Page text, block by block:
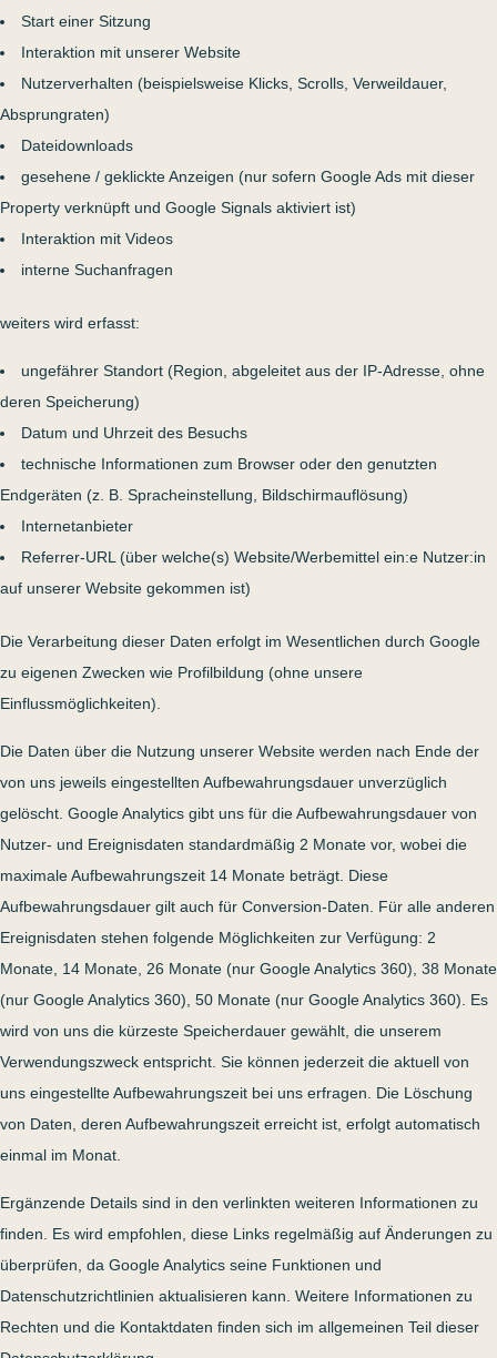
Start einer Sitzung
Interaktion mit unserer Website
Nutzerverhalten (beispielsweise Klicks, Scrolls, Verweildauer,
Absprungraten)
Dateidownloads
gesehene / geklickte Anzeigen (nur sofern Google Ads mit dieser
Property verknüpft und Google Signals aktiviert ist)
Interaktion mit Videos
interne Suchanfragen
weiters wird erfasst:
ungefährer Standort (Region, abgeleitet aus der IP-Adresse, ohne
deren Speicherung)
Datum und Uhrzeit des Besuchs
technische Informationen zum Browser oder den genutzten
Endgeräten (z. B. Spracheinstellung, Bildschirmauflösung)
Internetanbieter
Referrer-URL (über welche(s) Website/Werbemittel ein:e Nutzer:in
auf unserer Website gekommen ist)
Die Verarbeitung dieser Daten erfolgt im Wesentlichen durch Google
zu eigenen Zwecken wie Profilbildung (ohne unsere
Einflussmöglichkeiten).
Die Daten über die Nutzung unserer Website werden nach Ende der
von uns jeweils eingestellten Aufbewahrungsdauer unverzüglich
gelöscht. Google Analytics gibt uns für die Aufbewahrungsdauer von
Nutzer- und Ereignisdaten standardmäßig 2 Monate vor, wobei die
maximale Aufbewahrungszeit 14 Monate beträgt. Diese
Aufbewahrungsdauer gilt auch für Conversion-Daten. Für alle anderen
Ereignisdaten stehen folgende Möglichkeiten zur Verfügung: 2
Monate, 14 Monate, 26 Monate (nur Google Analytics 360), 38 Monate
(nur Google Analytics 360), 50 Monate (nur Google Analytics 360). Es
wird von uns die kürzeste Speicherdauer gewählt, die unserem
Verwendungszweck entspricht. Sie können jederzeit die aktuell von
uns eingestellte Aufbewahrungszeit bei uns erfragen. Die Löschung
von Daten, deren Aufbewahrungszeit erreicht ist, erfolgt automatisch
einmal im Monat.
Ergänzende Details sind in den verlinkten weiteren Informationen zu
finden. Es wird empfohlen, diese Links regelmäßig auf Änderungen zu
überprüfen, da Google Analytics seine Funktionen und
Datenschutzrichtlinien aktualisieren kann. Weitere Informationen zu
Rechten und die Kontaktdaten finden sich im allgemeinen Teil dieser